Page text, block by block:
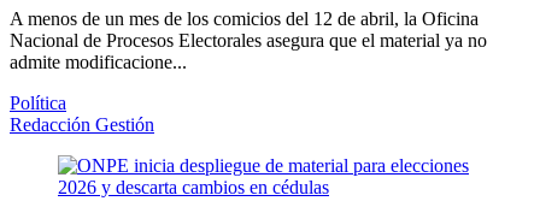
A menos de un mes de los comicios del 12 de abril, la Oficina
Nacional de Procesos Electorales asegura que el material ya no
admite modificacione...
Política
Redacción Gestión